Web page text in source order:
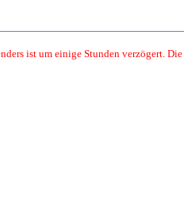
ist um einige Stunden verzögert.